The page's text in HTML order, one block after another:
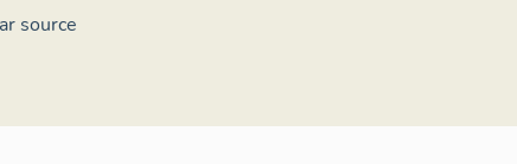
source